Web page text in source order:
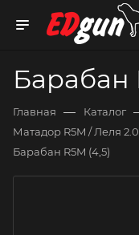
Барабан
Главная — Каталог
Матадор R5M / Леля 2.0
Барабан R5M (4,5)